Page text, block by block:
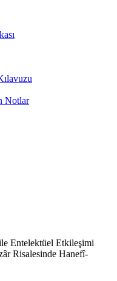
Notlar
Entelektüel Etkileşimi
Risalesinde Hanefî-